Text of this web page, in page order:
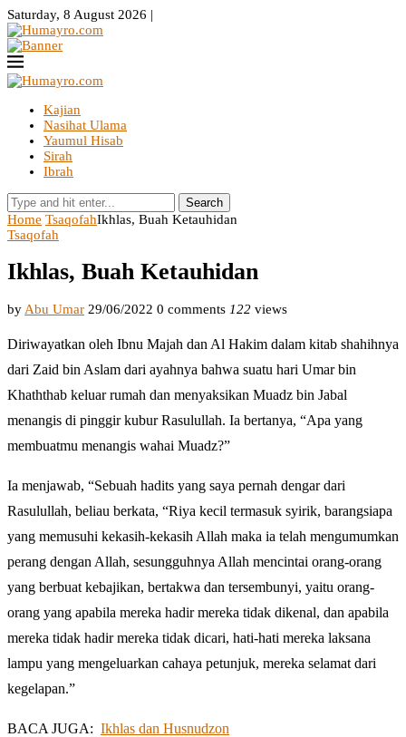
Saturday, 8 August 2026 |
Kajian
Nasihat Ulama
Yaumul Hisab
Sirah
Ibrah
Search
Home TsaqofahIkhlas, Buah Ketauhidan
Tsaqofah
Ikhlas, Buah Ketauhidan
by Abu Umar 29/06/2022 0 comments 122 views
Diriwayatkan oleh Ibnu Majah dan Al Hakim dalam kitab shahihnya
dari Zaid bin Aslam dari ayahnya bahwa suatu hari Umar bin
Khaththab keluar rumah dan menyaksikan Muadz bin Jabal
menangis di pinggir kubur Rasulullah. Ia bertanya, “Apa yang
membuatmu menangis wahai Muadz?”
Ia menjawab, “Sebuah hadits yang saya pernah dengar dari
Rasulullah, beliau berkata, “Riya kecil termasuk syirik, barangsiapa
yang memusuhi kekasih-kekasih Allah maka ia telah mengumumkan
perang dengan Allah, sesungguhnya Allah mencintai orang-orang
yang berbuat kebajikan, bertakwa dan tersembunyi, yaitu orang-
orang yang apabila mereka hadir mereka tidak dikenal, dan apabila
mereka tidak hadir mereka tidak dicari, hati-hati mereka laksana
lampu yang mengeluarkan cahaya petunjuk, mereka selamat dari
kegelapan.”
BACA JUGA: Ikhlas dan Husnudzon